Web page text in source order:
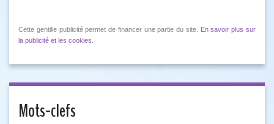
Cette gentille publicité permet de financer une partie du site.
En savoir plus sur
la publicité et les cookies
Mots-clefs